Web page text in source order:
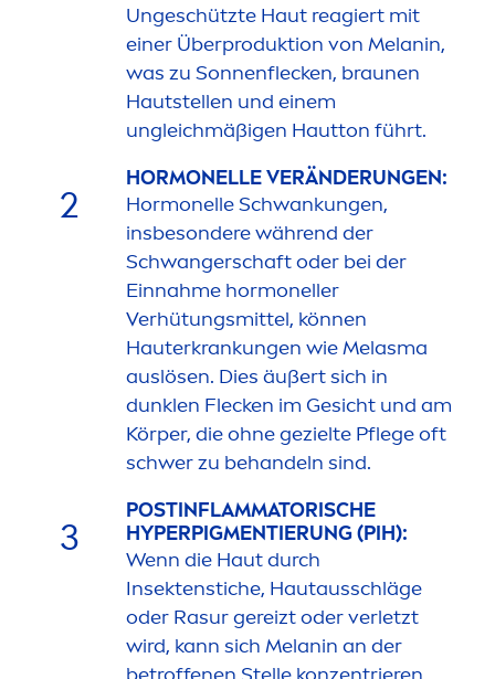
Ungeschützte Haut reagiert mit
einer Überproduktion von Melanin,
was zu Sonnenflecken, braunen
Hautstellen und einem
ungleichmäßigen Hautton führt.
2
HORMONELLE VERÄNDERUNGEN:
Hormonelle Schwankungen,
insbesondere während der
Schwangerschaft oder bei der
Einnahme hormoneller
Verhütungsmittel, können
Hauterkrankungen wie Melasma
auslösen. Dies äußert sich in
dunklen Flecken im Gesicht und am
Körper, die ohne gezielte Pflege oft
schwer zu behandeln sind.
3
POSTINFLAMMATORISCHE
HYPERPIGMENTIERUNG (PIH):
Wenn die Haut durch
Insektenstiche, Hautausschläge
oder Rasur gereizt oder verletzt
wird, kann sich Melanin an der